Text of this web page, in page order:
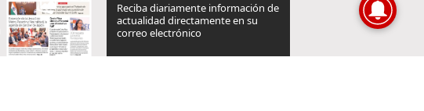
Reciba diariamente información de
actualidad directamente en su
correo electrónico